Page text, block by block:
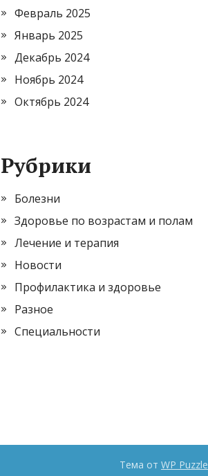
Февраль 2025
Январь 2025
Декабрь 2024
Ноябрь 2024
Октябрь 2024
Рубрики
Болезни
Здоровье по возрастам и полам
Лечение и терапия
Новости
Профилактика и здоровье
Разное
Специальности
Тема от WP Puzzle